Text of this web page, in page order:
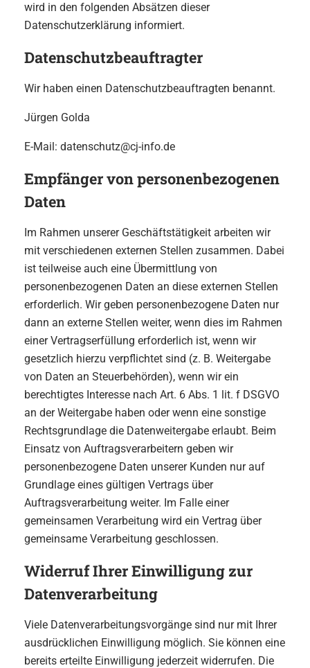
wird in den folgenden Absätzen dieser
Datenschutzerklärung informiert.
Datenschutz­beauftragter
Wir haben einen Datenschutzbeauftragten benannt.
Jürgen Golda
E-Mail: datenschutz@cj-info.de
Empfänger von personenbezogenen
Daten
Im Rahmen unserer Geschäftstätigkeit arbeiten wir
mit verschiedenen externen Stellen zusammen. Dabei
ist teilweise auch eine Übermittlung von
personenbezogenen Daten an diese externen Stellen
erforderlich. Wir geben personenbezogene Daten nur
dann an externe Stellen weiter, wenn dies im Rahmen
einer Vertragserfüllung erforderlich ist, wenn wir
gesetzlich hierzu verpflichtet sind (z. B. Weitergabe
von Daten an Steuerbehörden), wenn wir ein
berechtigtes Interesse nach Art. 6 Abs. 1 lit. f DSGVO
an der Weitergabe haben oder wenn eine sonstige
Rechtsgrundlage die Datenweitergabe erlaubt. Beim
Einsatz von Auftragsverarbeitern geben wir
personenbezogene Daten unserer Kunden nur auf
Grundlage eines gültigen Vertrags über
Auftragsverarbeitung weiter. Im Falle einer
gemeinsamen Verarbeitung wird ein Vertrag über
gemeinsame Verarbeitung geschlossen.
Widerruf Ihrer Einwilligung zur
Datenverarbeitung
Viele Datenverarbeitungsvorgänge sind nur mit Ihrer
ausdrücklichen Einwilligung möglich. Sie können eine
bereits erteilte Einwilligung jederzeit widerrufen. Die